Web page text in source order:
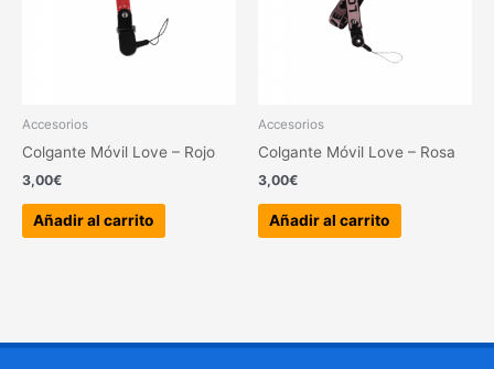
Accesorios
Colgante Móvil Love – Rojo
3,00€
Añadir al carrito
Accesorios
Colgante Móvil Love – Rosa
3,00€
Añadir al carrito